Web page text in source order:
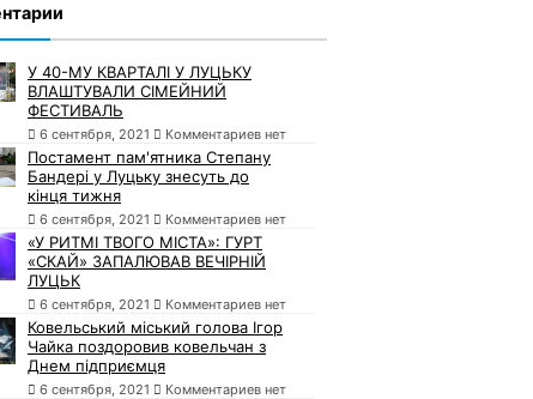
У 40-МУ КВАРТАЛІ У ЛУЦЬКУ
ВЛАШТУВАЛИ СІМЕЙНИЙ
ФЕСТИВАЛЬ
6 сентября, 2021 Комментариев нет
Постамент пам'ятника Степану
Бандері у Луцьку знесуть до
кінця тижня
6 сентября, 2021 Комментариев нет
«У РИТМІ ТВОГО МІСТА»: ГУРТ
«СКАЙ» ЗАПАЛЮВАВ ВЕЧІРНІЙ
ЛУЦЬК
6 сентября, 2021 Комментариев нет
Ковельський міський голова Ігор
Чайка поздоровив ковельчан з
Днем підприємця
6 сентября, 2021 Комментариев нет